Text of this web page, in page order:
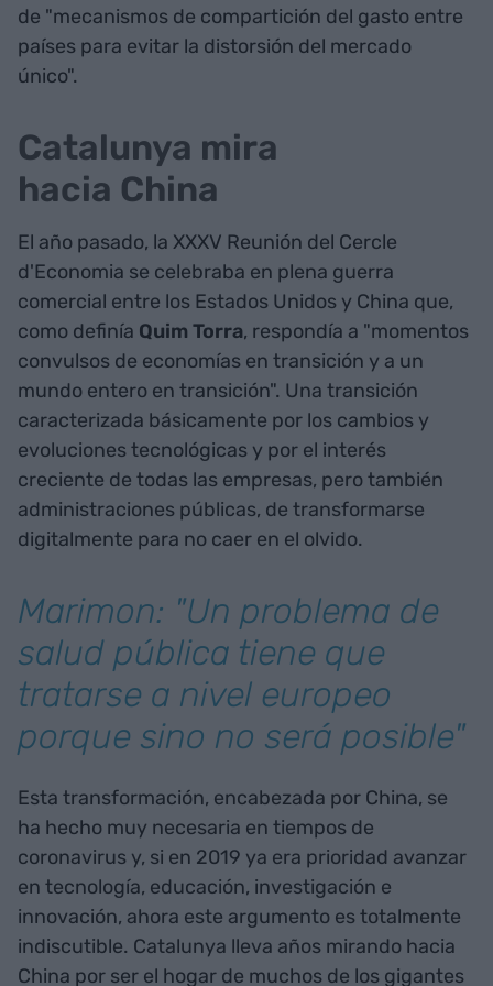
de "mecanismos de compartición del gasto entre
países para evitar la distorsión del mercado
único".
Catalunya mira
hacia China
El año pasado, la XXXV Reunión del Cercle
d'Economia se celebraba en plena guerra
comercial entre los Estados Unidos y China que,
como definía Quim Torra, respondía a "momentos
convulsos de economías en transición y a un
mundo entero en transición". Una transición
caracterizada básicamente por los cambios y
evoluciones tecnológicas y por el interés
creciente de todas las empresas, pero también
administraciones públicas, de transformarse
digitalmente para no caer en el olvido.
Marimon: "Un problema de
salud pública tiene que
tratarse a nivel europeo
porque sino no será posible"
Esta transformación, encabezada por China, se
ha hecho muy necesaria en tiempos de
coronavirus y, si en 2019 ya era prioridad avanzar
en tecnología, educación, investigación e
innovación, ahora este argumento es totalmente
indiscutible. Catalunya lleva años mirando hacia
China por ser el hogar de muchos de los gigantes